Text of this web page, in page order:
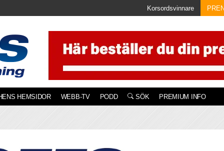
Korsordsvinnare
HEMSIDOR WEBB-TV PODD SÖK PREMIUM INFO